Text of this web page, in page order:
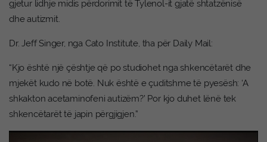
gjetur lidhje midis përdorimit të Tylenol-it gjatë shtatzënisë
dhe autizmit.
Dr. Jeff Singer, nga Cato Institute, tha për Daily Mail:
“Kjo është një çështje që po studiohet nga shkencëtarët dhe
mjekët kudo në botë. Nuk është e çuditshme të pyesësh: ‘A
shkakton acetaminofeni autizëm?’ Por kjo duhet lënë tek
shkencëtarët të japin përgjigjen.”